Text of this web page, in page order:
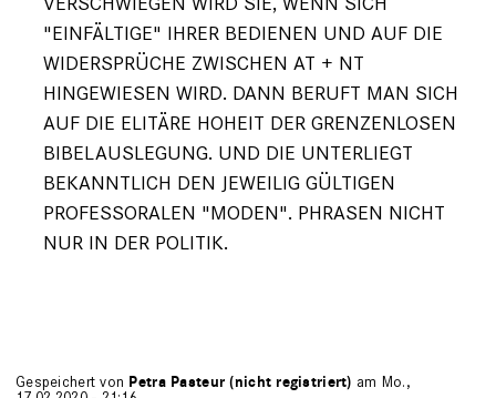
"EINFÄLTIGE" IHRER BEDIENEN UND AUF DIE
WIDERSPRÜCHE ZWISCHEN AT + NT
HINGEWIESEN WIRD. DANN BERUFT MAN SICH
AUF DIE ELITÄRE HOHEIT DER GRENZENLOSEN
BIBELAUSLEGUNG. UND DIE UNTERLIEGT
BEKANNTLICH DEN JEWEILIG GÜLTIGEN
PROFESSORALEN "MODEN". PHRASEN NICHT
NUR IN DER POLITIK.
Gespeichert von Petra Pasteur (nicht registriert) am Mo.,